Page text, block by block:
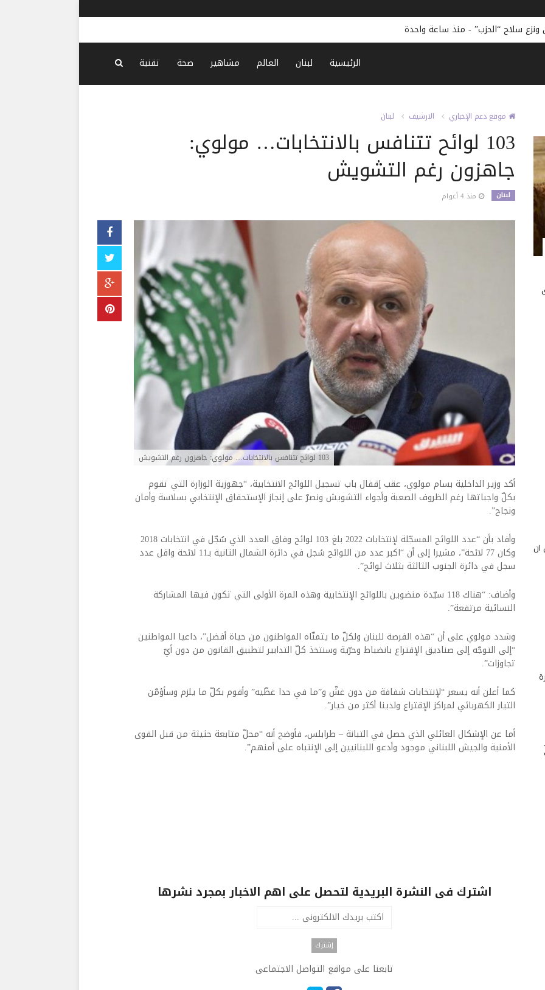
سلاح “الحزب”- منذ ساعة واحدة
الرئيسية لبنان العالم مشاهير صحة تقنية
موقع دعم الإخباري الارشيف لبنان
103 لوائح تتنافس بالانتخابات… مولوي:
جاهزون رغم التشويش
لبنان منذ 4 أعوام
103 لوائح تتنافس بالانتخابات… مولوي: جاهزون رغم التشويش
أكد وزير الداخلية بسام مولوي، عقب إقفال باب تسجيل اللوائح الانتخابية، “جهوزية الوزارة التي تقوم
بكلّ واجباتها رغم الظروف الصعبة وأجواء التشويش ونصرّ على إنجاز الإستحقاق الإنتخابي بسلاسة وأمان
ونجاح”.
وأفاد بأن “عدد اللوائح المسجّلة لإنتخابات 2022 بلغ 103 لوائح وفاق العدد الذي سُجّل في انتخابات 2018
وكان 77 لائحة”، مشيرا إلى أن “اكبر عدد من اللوائح سُجل في دائرة الشمال الثانية بـ11 لائحة واقل عدد
سجل في دائرة الجنوب الثالثة بثلاث لوائح”.
وأضاف: “هناك 118 سيّدة منضوين باللوائح الإنتخابية وهذه المرة الأولى التي تكون فيها المشاركة
النسائية مرتفعة”.
وشدد مولوي على أن “هذه الفرصة للبنان ولكلّ ما يتمنّاه المواطنون من حياة أفضل”، داعيا المواطنين
“إلى التوجّه إلى صناديق الإقتراع بانضباط وحرّية وسنتخذ كلّ التدابير لتطبيق القانون من دون أيّ
تجاوزات”.
كما أعلن أنه يسعر “لإنتخابات شفافة من دون غشّ و”ما في حدا غطّيه” وأقوم بكلّ ما يلزم وسأؤمّن
التيار الكهربائي لمراكز الإقتراع ولدينا أكثر من خيار”.
أما عن الإشكال العائلي الذي حصل في التبانة – طرابلس، فأوضح أنه “محلّ متابعة حثيثة من قبل القوى
الأمنية والجيش اللبناني موجود وأدعو اللبنانيين إلى الإنتباه على أمنهم”.
اشترك فى النشرة البريدية لتحصل على اهم الاخبار بمجرد نشرها
تابعنا على مواقع التواصل الاجتماعى
أن